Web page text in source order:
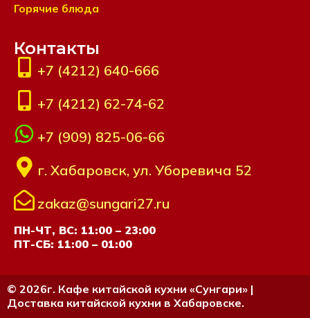
Горячие блюда
Контакты
+7 (4212) 640-666
+7 (4212) 62-74-62
+7 (909) 825-06-66
г. Хабаровск, ул. Уборевича 52
zakaz@sungari27.ru
ПН-ЧТ, ВС: 11:00 – 23:00
ПТ-СБ: 11:00 – 01:00
© 2026г. Кафе китайской кухни «Сунгари» |
Доставка китайской кухни в Хабаровске.